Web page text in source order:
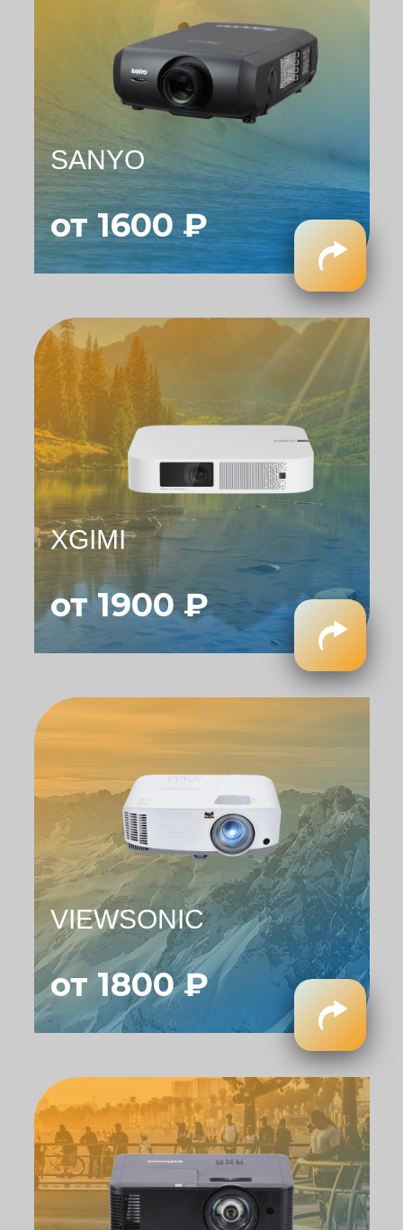
SANYO
от 1600 ₽
XGIMI
от 1900 ₽
VIEWSONIC
от 1800 ₽